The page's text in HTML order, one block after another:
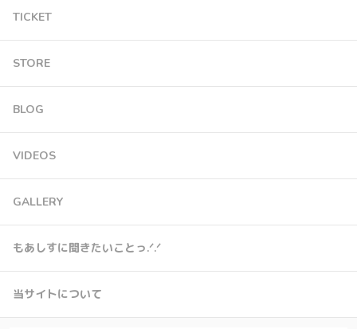
TICKET
STORE
BLOG
VIDEOS
GALLERY
もあしすに聞きたいことっ.ᐟ.ᐟ
当サイトについて